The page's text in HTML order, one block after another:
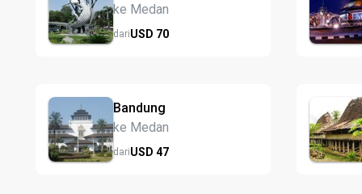
ke Medan
dariUSD 70
Bandung
ke Medan
dariUSD 47